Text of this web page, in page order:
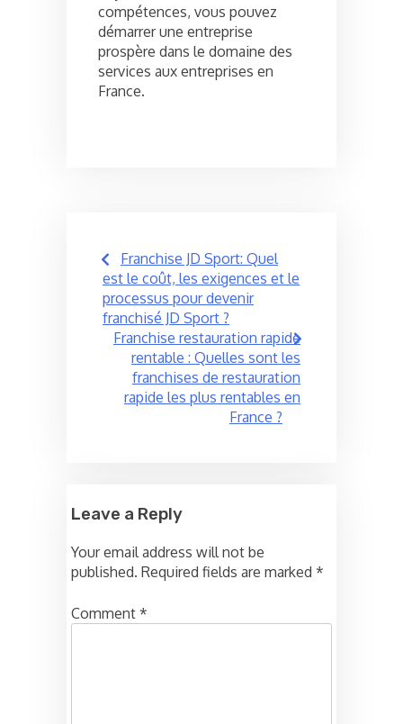
compétences, vous pouvez
démarrer une entreprise
prospère dans le domaine des
services aux entreprises en
France.
Post
navigation
Franchise JD Sport: Quel
est le coût, les exigences et le
processus pour devenir
franchisé JD Sport ?
Franchise restauration rapide
rentable : Quelles sont les
franchises de restauration
rapide les plus rentables en
France ?
Leave a Reply
Your email address will not be
published. Required fields are marked *
Comment *